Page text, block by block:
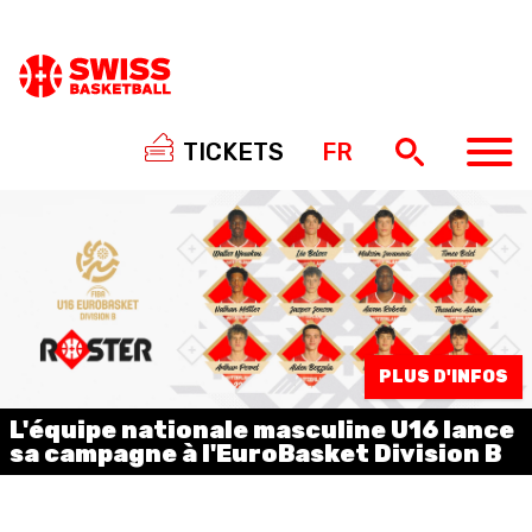
TICKETS FR
NATIONAL TEAMS
CENTRE NATIONAL
NATIONAL COMPETITIONS
PLUS D'INFOS
L'équipe nationale masculine U16 lance
sa campagne à l'EuroBasket Division B